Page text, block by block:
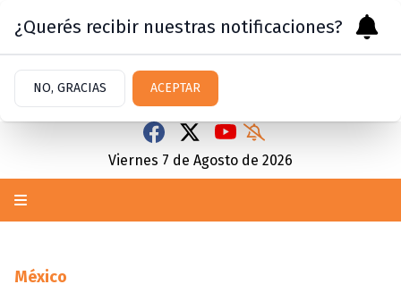
Viernes 7 de Agosto de 2026
México
¿Querés recibir nuestras notificaciones?
NO, GRACIAS ACEPTAR